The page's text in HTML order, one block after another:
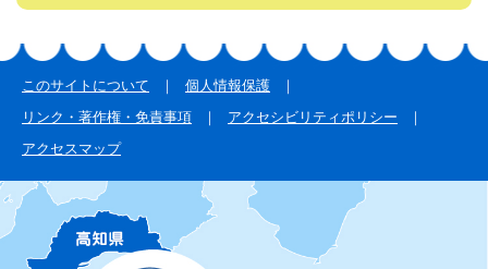
このサイトについて
個人情報保護
リンク・著作権・免責事項
アクセシビリティポリシー
アクセスマップ